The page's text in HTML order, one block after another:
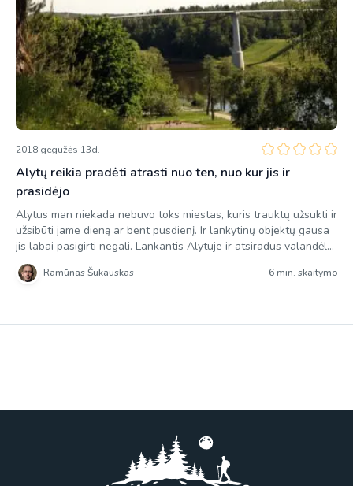
2018 gegužės 13d.
Alytų reikia pradėti atrasti nuo ten, nuo kur jis ir
prasidėjo
Alytus man niekada nebuvo toks miestas, kuris trauktų užsukti ir
užsibūti jame dieną ar bent pusdienį. Ir lankytinų objektų gausa
jis labai pasigirti negali. Lankantis Alytuje ir atsiradus valandėlei
kitai laisvo laiko teko prisiminti ką ten galima pamatyti. Prieš
metus gerą pusdienį vaikščiojau po miestą iš pietų gaubiančio
Ramūnas Šukauskas 6 min. skaitymo